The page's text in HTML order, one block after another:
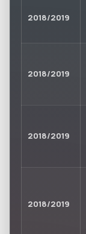
2018/2019
2018/2019
2018/2019
2018/2019